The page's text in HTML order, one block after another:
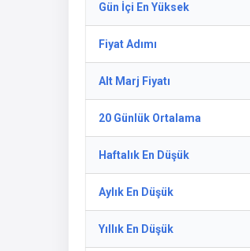
Gün İçi En Yüksek
Fiyat Adımı
Alt Marj Fiyatı
20 Günlük Ortalama
Haftalık En Düşük
Aylık En Düşük
Yıllık En Düşük